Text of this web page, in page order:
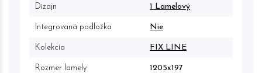
Dizajn 1 Lamelový
Integrovaná podložka Nie
Kolekcia FIX LINE
Rozmer lamely 1205x197